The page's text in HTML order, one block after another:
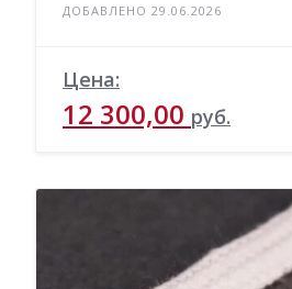
ДОБАВЛЕНО 29.06.2026
Цена:
12 300,00 руб.